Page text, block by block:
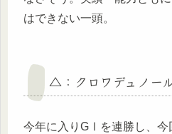
はできない一頭。
△：クロワデュノー
今年に入りGⅠを連勝し、今